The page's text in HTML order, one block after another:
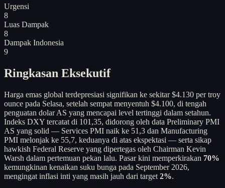
Urgensi
8
Luas Dampak
8
Dampak Indonesia
9
Ringkasan Eksekutif
Harga emas global terdepresiasi signifikan ke sekitar $4.130 per troy
ounce pada Selasa, setelah sempat menyentuh $4.100, di tengah
penguatan dolar AS yang mencapai level tertinggi dalam setahun.
Indeks DXY tercatat di 101,35, didorong oleh data Preliminary PMI
AS yang solid — Services PMI naik ke 51,3 dan Manufacturing
PMI melonjak ke 55,7, keduanya di atas ekspektasi — serta sikap
hawkish Federal Reserve yang dipertegas oleh Chairman Kevin
Warsh dalam pertemuan pekan lalu. Pasar kini memperkirakan 70%
kemungkinan kenaikan suku bunga pada September 2026,
mengingat inflasi inti yang masih jauh dari target 2%.